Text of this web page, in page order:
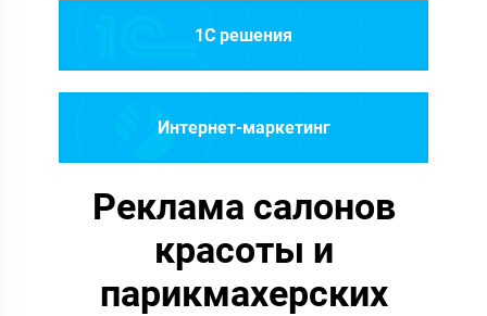
1C решения
Интернет-маркетинг
Реклама салонов
красоты и
парикмахерских